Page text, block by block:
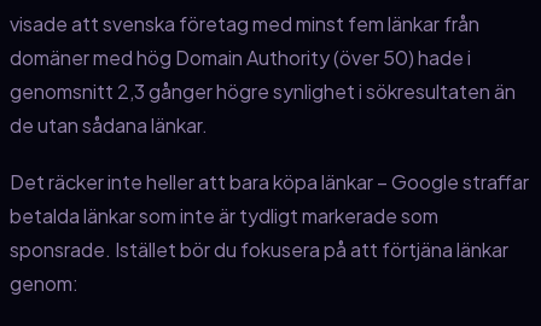
visade att svenska företag med minst fem länkar från
domäner med hög Domain Authority (över 50) hade i
genomsnitt 2,3 gånger högre synlighet i sökresultaten än
de utan sådana länkar.
Det räcker inte heller att bara köpa länkar – Google straffar
betalda länkar som inte är tydligt markerade som
sponsrade. Istället bör du fokusera på att förtjäna länkar
genom: